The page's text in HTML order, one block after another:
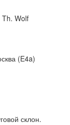
Wolf
(E4a)
склон.